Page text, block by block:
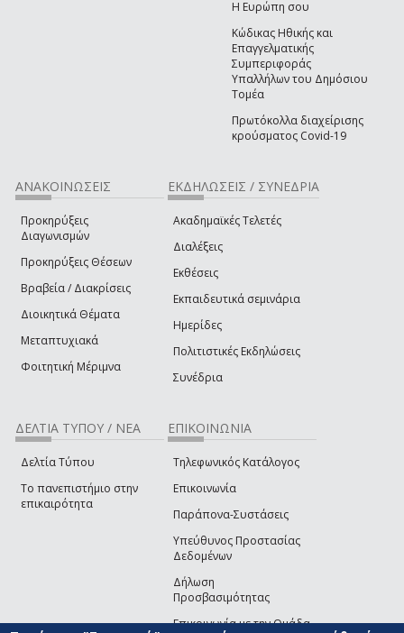
Η Ευρώπη σου
Κώδικας Ηθικής και
Επαγγελματικής
Συμπεριφοράς
Υπαλλήλων του Δημόσιου
Τομέα
Πρωτόκολλα διαχείρισης
κρούσματος Covid-19
ΑΝΑΚΟΙΝΩΣΕΙΣ
Προκηρύξεις
Διαγωνισμών
Προκηρύξεις Θέσεων
Βραβεία / Διακρίσεις
Διοικητικά Θέματα
Μεταπτυχιακά
Φοιτητική Μέριμνα
ΕΚΔΗΛΩΣΕΙΣ / ΣΥΝΕΔΡΙΑ
Ακαδημαϊκές Τελετές
Διαλέξεις
Εκθέσεις
Εκπαιδευτικά σεμινάρια
Ημερίδες
Πολιτιστικές Εκδηλώσεις
Συνέδρια
ΔΕΛΤΙΑ ΤΥΠΟΥ / ΝΕΑ
Δελτία Τύπου
Το πανεπιστήμιο στην
επικαιρότητα
ΕΠΙΚΟΙΝΩΝΙΑ
Τηλεφωνικός Κατάλογος
Επικοινωνία
Παράπονα-Συστάσεις
Υπεύθυνος Προστασίας
Δεδομένων
Δήλωση
Προσβασιμότητας
Επικοινωνία με την Ομάδα